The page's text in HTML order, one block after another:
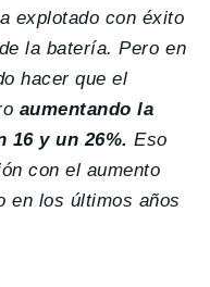
explotado con éxito
la batería.Pero en
hacer que el
aumentando la
16 y un 26%. Eso
con el aumento
en los últimos años